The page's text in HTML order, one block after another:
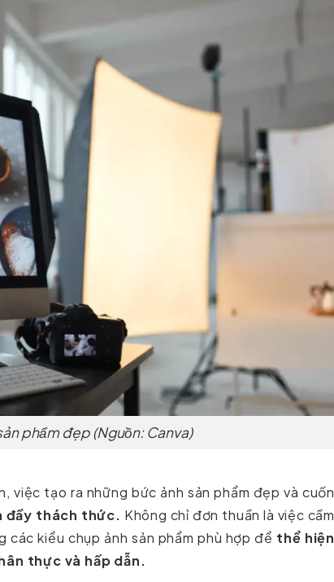
phẩm đẹp (Nguồn: Canva)
việc tạo ra những bức ảnh sản phẩm đẹp và cuốn
đầy thách thức. Không chỉ đơn thuần là việc cầm
các kiểu chụp ảnh sản phẩm phù hợp để thể hiện
thực và hấp dẫn.